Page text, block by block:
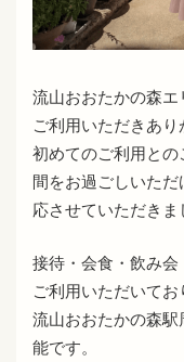
流山おおたかの森
ご利用いただきあり
初めてのご利用と
間をお過ごしいた
応させていただきま
接待・会食・飲み
ご利用いただいてお
流山おおたかの森
能です。